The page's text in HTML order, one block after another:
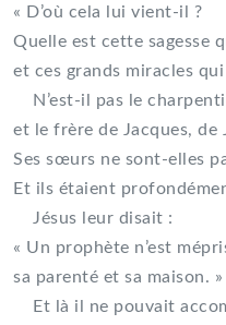
« D’où cela lui vient-il ?
Quelle est cette sagesse
et ces grands miracles
N’est-il pas le
et le frère de Jacques, de
Ses sœurs ne sont-elles
Et ils étaient
Jésus leur disait :
« Un prophète n’est
sa parenté et sa maison. »
Et là il ne pouvait